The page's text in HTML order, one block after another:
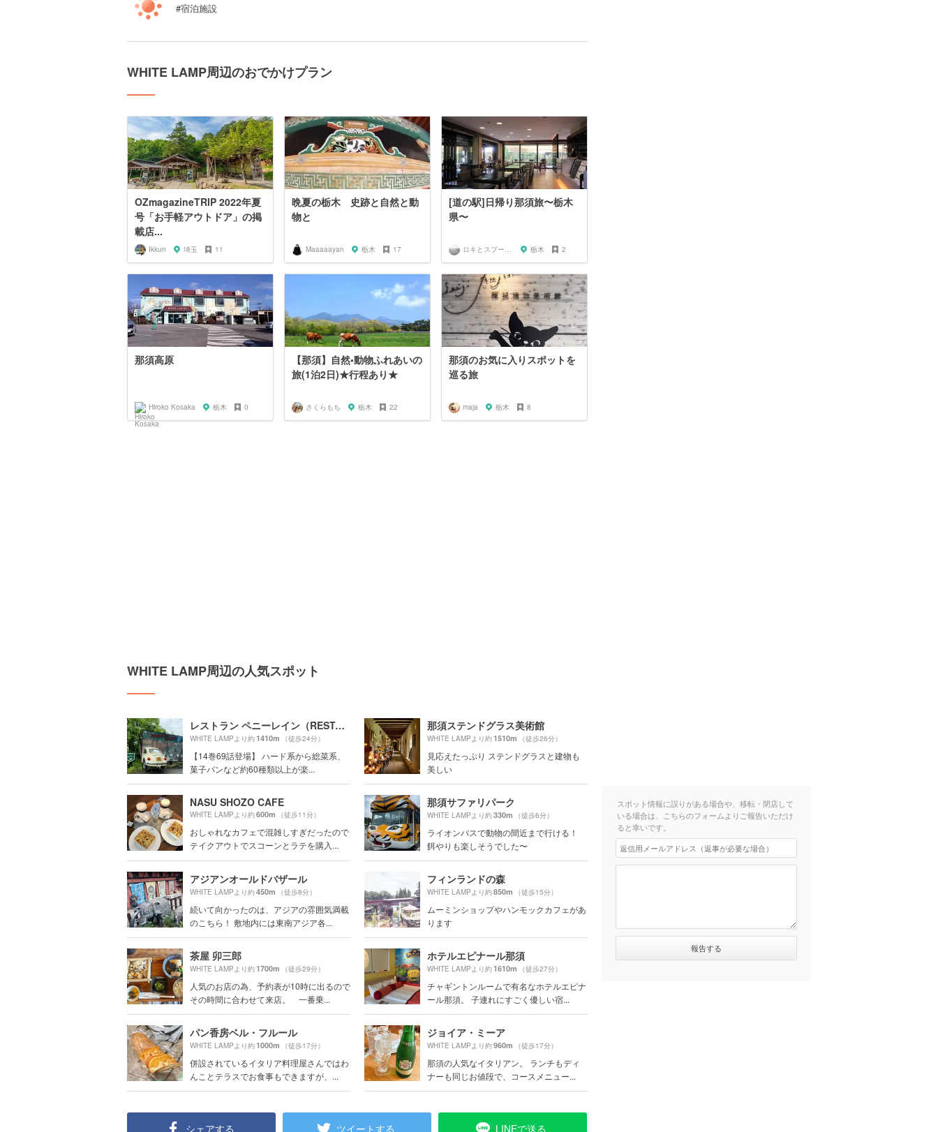
#宿泊施設
WHITE LAMP周辺のおでかけプラン
OZmagazineTRIP 2022年夏
号「お手軽アウトドア」の掲
載店...
Ikkun 埼玉 11
晩夏の栃木 史跡と自然と動
物と
Maaaaayan 栃木 17
[道の駅]日帰り那須旅〜栃木
県〜
ロキとスプーン🥄 栃木 2
那須高原
Hiroko Kosaka 栃木 0
【那須】自然•動物ふれあいの
旅(1泊2日)★行程あり★
さくらもち 栃木 22
那須のお気に入りスポットを
巡る旅
maja 栃木 8
WHITE LAMP周辺の人気スポット
レストラン ペニーレイン（RESTAURANT PENNY LANE）那須店
WHITE LAMPより約1410m （徒歩24分）
【14巻69話登場】 ハード系から総菜系、
菓子パンなど約60種類以上が楽...
那須ステンドグラス美術館
WHITE LAMPより約1510m （徒歩26分）
見応えたっぷり ステンドグラスと建物も
美しい
NASU SHOZO CAFE
WHITE LAMPより約600m （徒歩11分）
おしゃれなカフェで混雑しすぎだったので
テイクアウトでスコーンとラテを購入...
那須サファリパーク
WHITE LAMPより約330m （徒歩6分）
ライオンバスで動物の間近まで行ける！
餌やりも楽しそうでした〜
アジアンオールドバザール
WHITE LAMPより約450m （徒歩8分）
続いて向かったのは、アジアの雰囲気満載
のこちら！ 敷地内には東南アジア各...
フィンランドの森
WHITE LAMPより約850m （徒歩15分）
ムーミンショップやハンモックカフェがあ
ります
茶屋 卯三郎
WHITE LAMPより約1700m （徒歩29分）
人気のお店の為、予約表が10時に出るので
その時間に合わせて来店。 一番乗...
ホテルエピナール那須
WHITE LAMPより約1610m （徒歩27分）
チャギントンルームで有名なホテルエピナ
ール那須。 子連れにすごく優しい宿...
パン香房ベル・フルール
WHITE LAMPより約1000m （徒歩17分）
併設されているイタリア料理屋さんではわ
んことテラスでお食事もできますが、...
ジョイア・ミーア
WHITE LAMPより約960m （徒歩17分）
那須の人気なイタリアン。 ランチもディ
ナーも同じお値段で、コースメニュー...
シェアする ツイートする LINEで送る
スポット情報に誤りがある場合や、移転・閉店して
いる場合は、こちらのフォームよりご報告いただけ
ると幸いです。